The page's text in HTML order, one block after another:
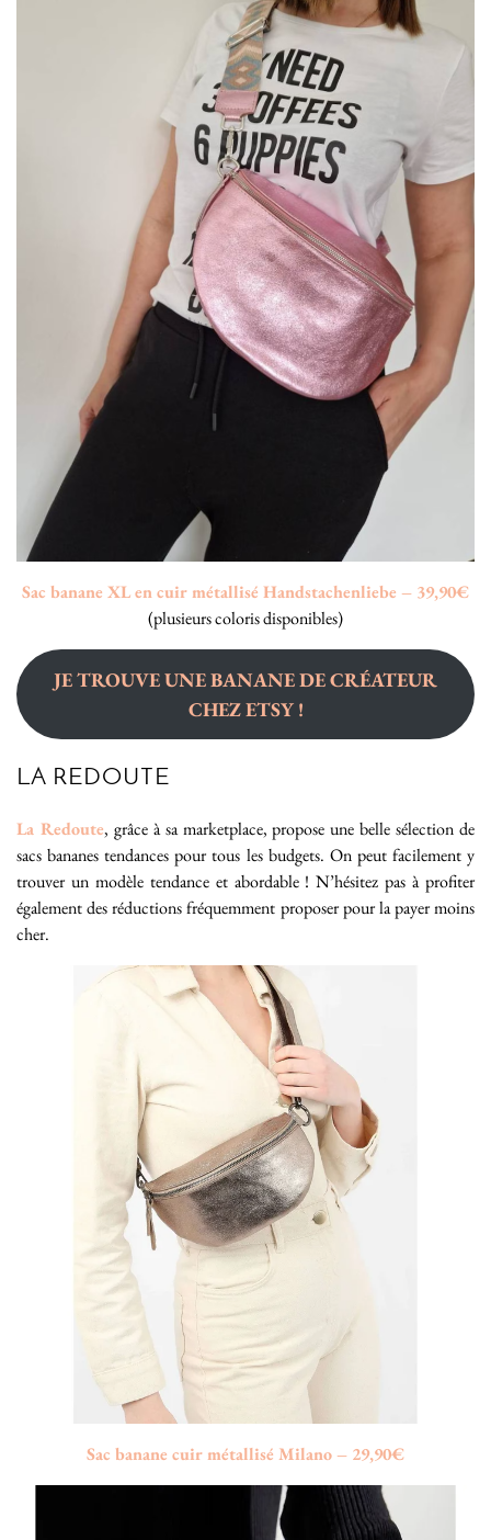
Sac banane XL en cuir métallisé Handstachenliebe – 39,90€
(plusieurs coloris disponibles)
JE TROUVE UNE BANANE DE CRÉATEUR
CHEZ ETSY !
LA REDOUTE
La Redoute, grâce à sa marketplace, propose une belle sélection de
sacs bananes tendances pour tous les budgets. On peut facilement y
trouver un modèle tendance et abordable ! N’hésitez pas à profiter
également des réductions fréquemment proposer pour la payer moins
cher.
Sac banane cuir métallisé Milano – 29,90€